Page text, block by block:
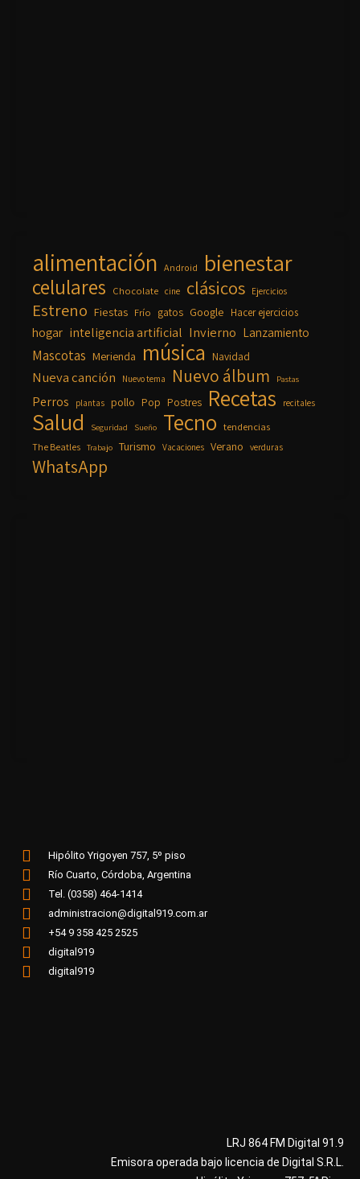
alimentación Android bienestar
celulares Chocolate cine clásicos Ejercicios
Estreno Fiestas Frío gatos Google Hacer ejercicios
hogar inteligencia artificial Invierno Lanzamiento
Mascotas Merienda música Navidad
Nueva canción Nuevo tema Nuevo álbum Pastas
Perros plantas pollo Pop Postres Recetas recitales
Salud Seguridad Sueño Tecno tendencias
The Beatles Trabajo Turismo Vacaciones Verano verduras
WhatsApp
Hipólito Yrigoyen 757, 5º piso
Río Cuarto, Córdoba, Argentina
Tel. (0358) 464-1414
administracion@digital919.com.ar
+54 9 358 425 2525
digital919
digital919
LRJ 864 FM Digital 91.9
Emisora operada bajo licencia de Digital S.R.L.